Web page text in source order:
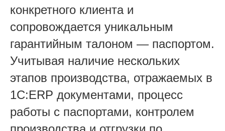
конкретного клиента и
сопровождается уникальным
гарантийным талоном — паспортом.
Учитывая наличие нескольких
этапов производства, отражаемых в
1С:ERP документами, процесс
работы с паспортами, контролем